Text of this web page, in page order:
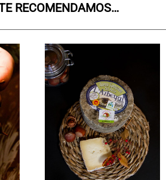
RECOMENDAMOS…